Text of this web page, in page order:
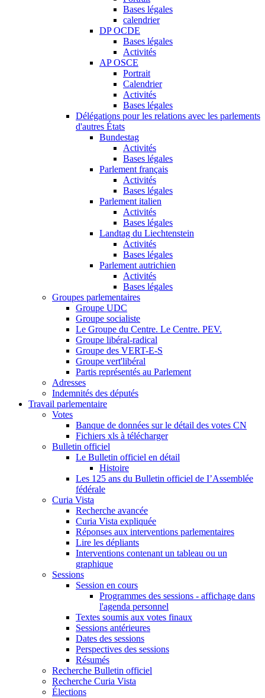
Bases légales
calendrier
DP OCDE
Bases légales
Activités
AP OSCE
Portrait
Calendrier
Activités
Bases légales
Délégations pour les relations avec les parlements
d'autres États
Bundestag
Activités
Bases légales
Parlement français
Activités
Bases légales
Parlement italien
Activités
Bases légales
Landtag du Liechtenstein
Activités
Bases légales
Parlement autrichien
Activités
Bases légales
Groupes parlementaires
Groupe UDC
Groupe socialiste
Le Groupe du Centre. Le Centre. PEV.
Groupe libéral-radical
Groupe des VERT-E-S
Groupe vert'libéral
Partis représentés au Parlement
Adresses
Indemnités des députés
Travail parlementaire
Votes
Banque de données sur le détail des votes CN
Fichiers xls à télécharger
Bulletin officiel
Le Bulletin officiel en détail
Histoire
Les 125 ans du Bulletin officiel de I’Assemblée
fédérale
Curia Vista
Recherche avancée
Curia Vista expliquée
Réponses aux interventions parlementaires
Lire les dépliants
Interventions contenant un tableau ou un
graphique
Sessions
Session en cours
Programmes des sessions - affichage dans
l'agenda personnel
Textes soumis aux votes finaux
Sessions antérieures
Dates des sessions
Perspectives des sessions
Résumés
Recherche Bulletin officiel
Recherche Curia Vista
Élections